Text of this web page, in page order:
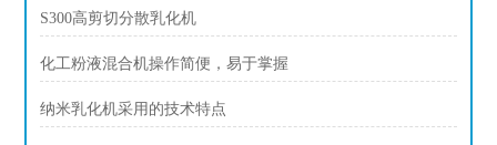
S300高剪切分散乳化机
化工粉液混合机操作简便，易于掌握
纳米乳化机采用的技术特点